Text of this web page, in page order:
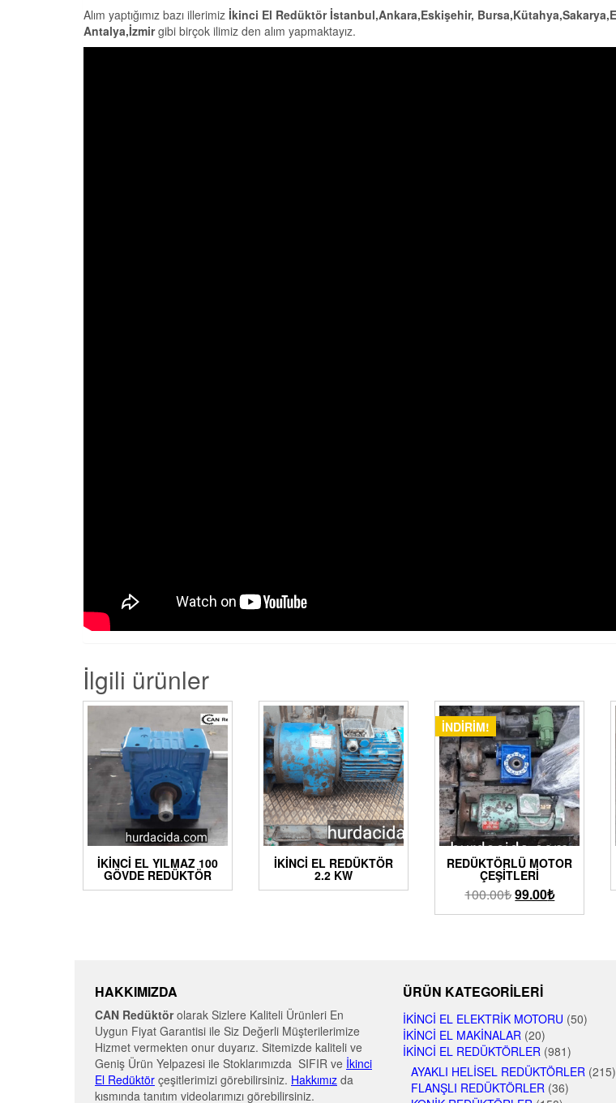
Alım yaptığımız bazı illerimiz İkinci El Redüktör İstanbul,Ankara,Eskişehir,
Antalya,İzmirgibi birçok ilimiz den alım yapmaktayız.
İlgili ürünler
İKINCI EL YILMAZ 100
GÖVDE REDÜKTÖR
İKİNCİ EL REDÜKTÖR
2.2 KW
İNDIRIM!
REDÜKTÖRLÜ MOTOR
ÇEŞITLERI
100.00₺99.00₺
HAKKIMIZDA
CAN Redüktörolarak Sizlere Kaliteli Ürünleri En
Uygun Fiyat Garantisi ile Siz Değerli Müşterilerimize
Hizmet vermekten onur duyarız. Sitemizde kaliteli ve
Geniş Ürün Yelpazesi ile Stoklarımızda SIFIR ve İkinci
El Redüktör çeşitlerimizi görebilirsiniz. Hakkımız da
kısmında tanıtım videolarımızı görebilirsiniz.
ÜRÜN KATEGORILERI
İKINCI EL ELEKTRIK MOTORU (50)
İKINCI EL MAKINALAR (20)
İKINCI EL REDÜKTÖRLER (981)
AYAKLI HELISEL REDÜKTÖRLER (215)
FLANŞLI REDÜKTÖRLER (36)